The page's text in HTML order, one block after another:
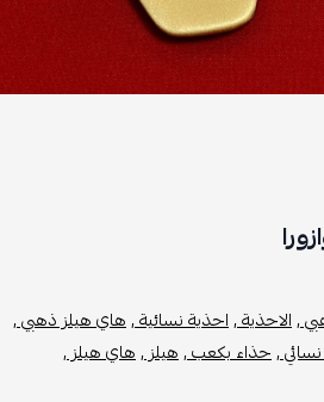
,الاحذية ,احذية نسائية ,هاي هيلز ذهبي ,
,حذاء بكعب ,هيلز ,هاي هيلز ,